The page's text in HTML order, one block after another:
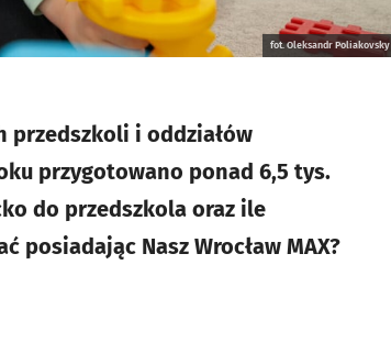
fot. Oleksandr Poliakovsky
przedszkoli i oddziałów
przygotowano ponad 6,5 tys.
do przedszkola oraz ile
Nasz Wrocław MAX?